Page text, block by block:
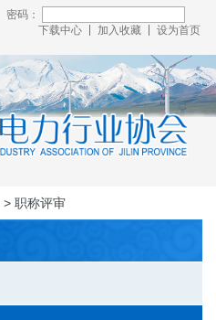
密码：
下载中心 加入收藏 设为首页
> 职称评审